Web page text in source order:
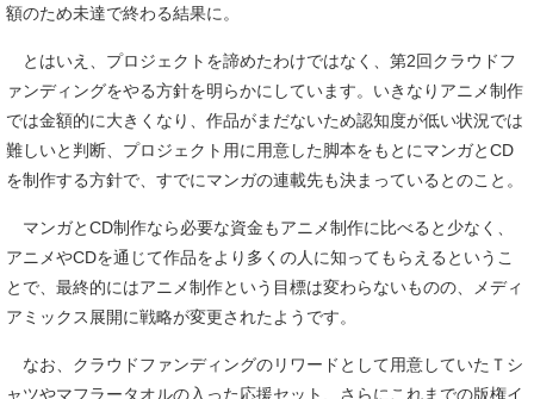
額のため未達で終わる結果に。
とはいえ、プロジェクトを諦めたわけではなく、第2回クラウドフ
ァンディングをやる方針を明らかにしています。いきなりアニメ制作
では金額的に大きくなり、作品がまだないため認知度が低い状況では
難しいと判断、プロジェクト用に用意した脚本をもとにマンガとCD
を制作する方針で、すでにマンガの連載先も決まっているとのこと。
マンガとCD制作なら必要な資金もアニメ制作に比べると少なく、
アニメやCDを通じて作品をより多くの人に知ってもらえるというこ
とで、最終的にはアニメ制作という目標は変わらないものの、メディ
アミックス展開に戦略が変更されたようです。
なお、クラウドファンディングのリワードとして用意していたＴシ
ャツやマフラータオルの入った応援セット、さらにこれまでの版権イ